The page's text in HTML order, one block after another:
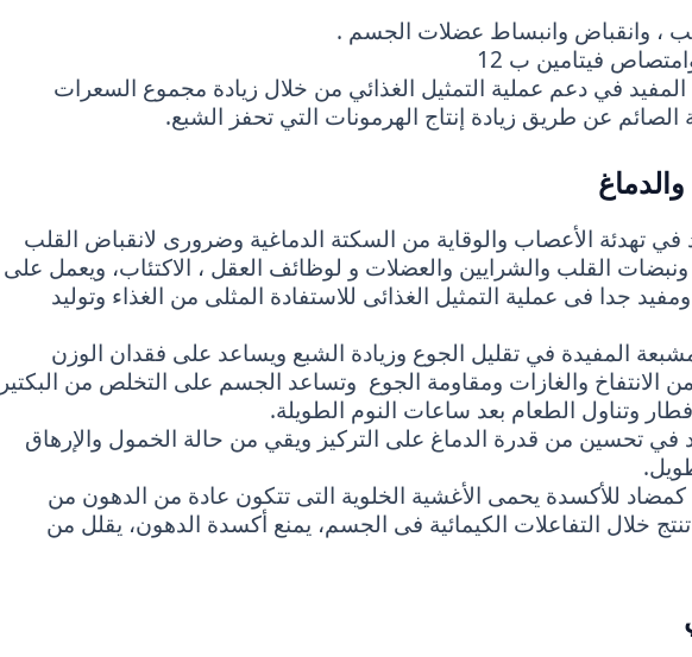
، وانقباض وانبساط عضلات الجسم .
فيتامين ب 12
المفيد في دعم عملية التمثيل الغذائي من خلال زيادة مجموع السعرات
عن طريق زيادة إنتاج الهرمونات التي تحفز الشبع.
في تهدئة الأعصاب والوقاية من السكتة الدماغية وضرورى لانقباض القلب
القلب والشرايين والعضلات و لوظائف العقل ، الاكتئاب، ويعمل على
جدا فى عملية التمثيل الغذائى للاستفادة المثلى من الغذاء وتوليد
المفيدة في تقليل الجوع وزيادة الشبع ويساعد على فقدان الوزن
الانتفاخ والغازات ومقاومة الجوع وتساعد الجسم على التخلص من
وتناول الطعام بعد ساعات النوم الطويلة.
في تحسين من قدرة الدماغ على التركيز ويقي من حالة الخمول والإرهاق
كمضاد للأكسدة يحمى الأغشية الخلوية التى تتكون عادة من الدهون من
تنتج خلال التفاعلات الكيمائية فى الجسم، يمنع أكسدة الدهون، يقلل من